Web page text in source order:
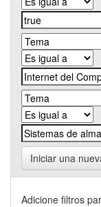
Iniciar una
Adicione filtros